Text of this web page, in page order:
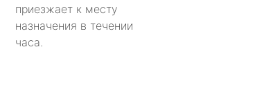
приезжает к месту
назначения в течении
часа.